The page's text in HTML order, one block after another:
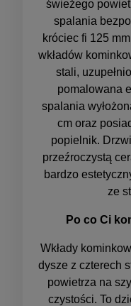
świeżego
spalania
króciec fi 125
wkładów
stali,
pomalowana
spalania
cm oraz
popielnik.
przeźroczystą
bardzo
ze
Po co Ci
Wkłady
dysze z czterech
powietrza na
czystości. To